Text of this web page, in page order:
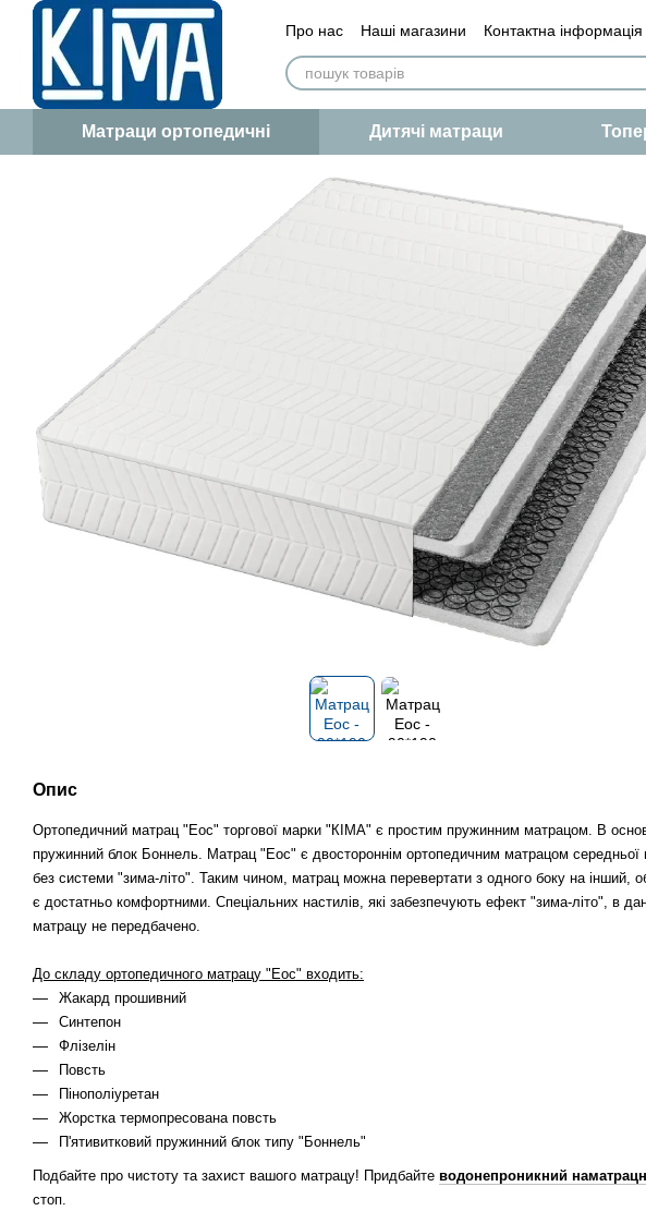
Перейти до основного контенту
Про нас Наші магазини Контактна інформація
Сертифікат якості
Статті Умови Оферта
Матраци ортопедичні Дитячі матраци
Опис
Ортопедичний матрац "Еос" торгової марки "КІМА" є простим пружинним матрацом. В
пружинний блок Боннель. Матрац "Еос" є двостороннім ортопедичним матрацом середньої
без системи "зима-літо". Таким чином, матрац можна перевертати з одного боку на інший,
є достатньо комфортними. Спеціальних настилів, які забезпечують ефект "зима-літо", в
матрацу не передбачено.
До складу ортопедичного матрацу "Еос" входить:
Жакард прошивний
Синтепон
Флізелін
Повсть
Пінополіуретан
Жорстка термопресована повсть
П'ятивитковий пружинний блок типу "Боннель"
Подбайте про чистоту та захист вашого матрацу! Придбайте водонепроникний
стоп.